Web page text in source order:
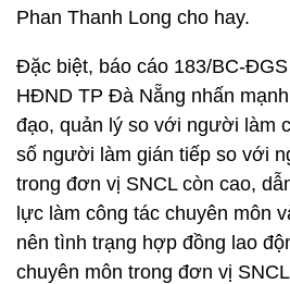
Phan Thanh Long cho hay.
Đặc biệt, báo cáo 183/BC-
HĐND TP Đà Nẵng nhấn
đạo, quản lý so với người làm
số người làm gián tiếp so với
trong đơn vị SNCL còn cao,
lực làm công tác chuyên môn
nên tình trạng hợp đồng lao
chuyên môn trong đơn vị